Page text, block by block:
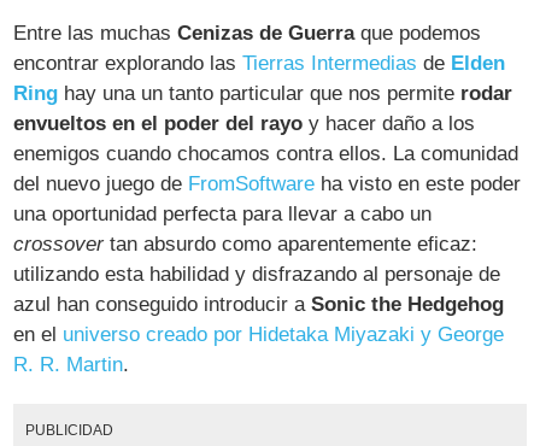
Entre las muchas Cenizas de Guerraque podemos
encontrar explorando lasTierras Intermedias de Elden
Ring hay una un tanto particular que nos permite rodar
envueltos en el poder del rayo y hacer daño a los
enemigos cuando chocamos contra ellos. La comunidad
del nuevo juego de FromSoftware ha visto en este poder
una oportunidad perfecta para llevar a cabo un
crossovertan absurdo como aparentemente eficaz:
utilizando esta habilidad y disfrazando al personaje de
azul han conseguido introducir aSonic the Hedgehog
en el universo creado por Hidetaka Miyazaki y George
R. R. Martin.
PUBLICIDAD